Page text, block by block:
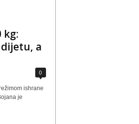
kg:
a
0
ishrane
je